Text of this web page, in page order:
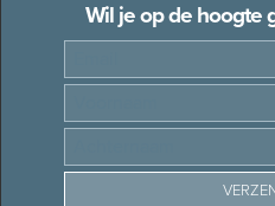
Wil je op de hoogte